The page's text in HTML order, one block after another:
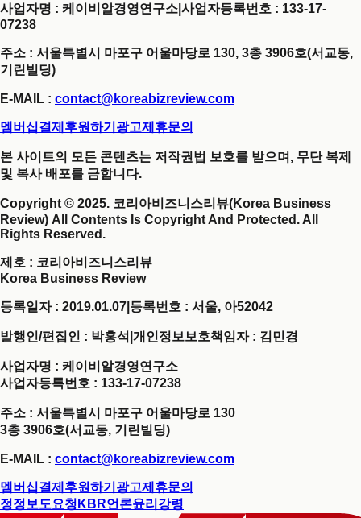
사업자명 : 케이비알경영연구소 사업자등록번호 : 133-17-
07238
주소 : 서울특별시 마포구 어울마당로 130, 3층 3906호(서교동,
기린빌딩)
E-MAIL : contact@koreabizreview.com
멤버십결제 후원하기 광고제휴문의
본 사이트의 모든 콘텐츠는 저작권법 보호를 받으며, 무단 복제
및 복사 배포를 금합니다.
Copyright © 2025. 코리아비즈니스리뷰(Korea Business
Review) All Contents Is Copyright And Protected. All
Rights Reserved.
제호 : 코리아비즈니스리뷰
Korea Business Review
등록일자 : 2019.01.07 등록번호 : 서울, 아52042
발행인/편집인 : 박홍석 개인정보보호책임자 : 김민경
사업자명 : 케이비알경영연구소
사업자등록번호 : 133-17-07238
주소 : 서울특별시 마포구 어울마당로 130
3층 3906호(서교동, 기린빌딩)
E-MAIL : contact@koreabizreview.com
멤버십결제 후원하기 광고제휴문의
정정보도요청 KBR언론윤리강령